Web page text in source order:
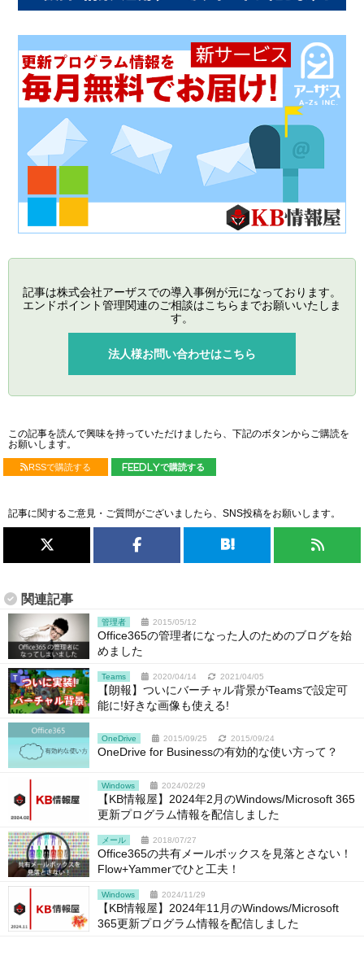
記事は株式会社アーザスでの導入事例が元になっております。
エンドポイント管理関連のご相談はこちらまでお願いいたしま
す。
法人様お問い合わせはこちら
この記事を読んで興味を持っていただけましたら、下記のボタンからご購読を
お願いします。
RSSで購読する feedlyで購読する
記事に関するご意見・ご質問がございましたら、SNS投稿をお願いします。
関連記事
管理者 2015/05/12
Office365の管理者になった人のためのブログを始
めました
Teams 2020/04/14 2021/04/05
【朗報】ついにバーチャル背景がTeamsで設定可
能に!好きな画像も使える!
OneDrive 2015/09/25 2015/09/24
OneDrive for Businessの有効的な使い方って？
Windows 2024/02/29
【KB情報屋】2024年2月のWindows/Microsoft 365
更新プログラム情報を配信しました
メール 2018/07/27
Office365の共有メールボックスを見落とさない！
Flow+Yammerでひと工夫！
Windows 2024/11/29
【KB情報屋】2024年11月のWindows/Microsoft
365更新プログラム情報を配信しました